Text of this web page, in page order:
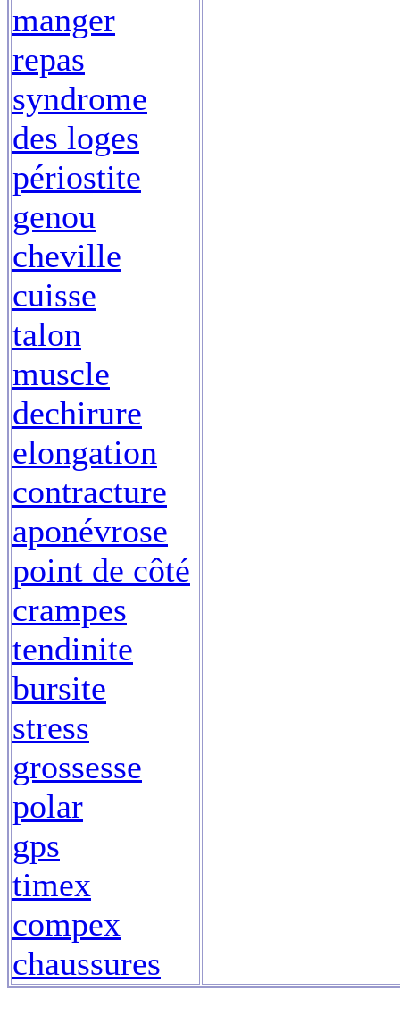
manger
repas
syndrome
des loges
périostite
genou
cheville
cuisse
talon
muscle
dechirure
elongation
contracture
aponévrose
point de côté
crampes
tendinite
bursite
stress
grossesse
polar
gps
timex
compex
chaussures